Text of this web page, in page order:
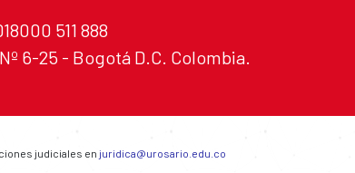
511 888
6-25 - Bogotá D.C. Colombia.
judiciales en juridica@urosario.edu.co